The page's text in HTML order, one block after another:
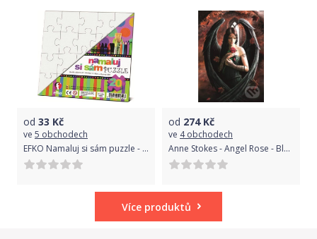
od 33 Kč
ve 5 obchodech
EFKO Namaluj si sám puzzle - čtverec
od 274Kč
ve 4 obchodech
Anne Stokes - Angel Rose - Bluebird
Více produktů